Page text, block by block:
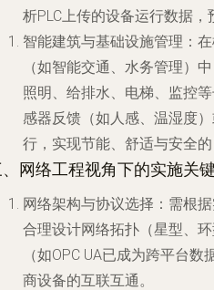
析PLC上传的设备运行数据，
智能建筑与基础设施管理 ：
（如智能交通、水务管理）
照明、给排水、电梯、监控
感器反馈（如人感、温湿度
行，实现节能、舒适与安全的
网络工程视角下的实施关
网络架构与协议选择 ：需根
合理设计网络拓扑（星型、
（如OPC UA已成为跨平台
商设备的互联互通。